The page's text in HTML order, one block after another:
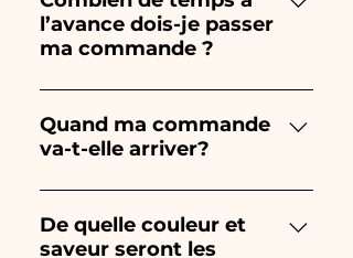
l’avance dois-je passer
ma commande ?
Ceramiche Ania crée et peint
entièrement à la main, donc
leur création prend beaucoup
quantité, nous vous
recommandons donc toujours
Quand ma commande
va-t-elle arriver?
La réception de la commande
est garantie 10/15 jours avant
l'événement.
De quelle couleur et
saveur seront les